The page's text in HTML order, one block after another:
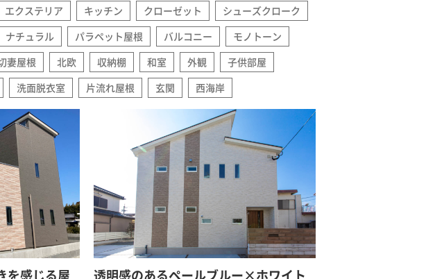
エクステリア キッチン クローゼット
シューズクローク
ナチュラル パラペット屋根 バルコニー
モノトーン
妻屋根 北欧 収納棚 和室 外観
子供部屋
洗面脱衣室 片流れ屋根 玄関 西海岸
を感じる屋
透明感のあるペールブルー×ホワイト